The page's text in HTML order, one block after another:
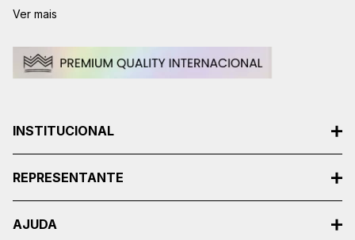
Ver mais
INSTITUCIONAL
REPRESENTANTE
AJUDA